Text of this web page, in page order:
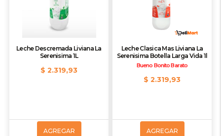
Leche Descremada Liviana La
Serenisima 1L
$ 2.319,93
AGREGAR
Leche Clasica Mas Liviana La
Serenisima Botella Larga Vida 1l
Bueno Bonito Barato
$ 2.319,93
AGREGAR